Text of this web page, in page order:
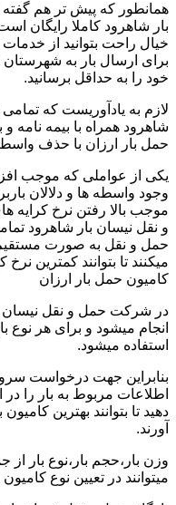
همانطور که پیش تر هم
بار شاهرود کاملا رایگان
خیال راحت بتوانید از
برای ارسال بار به شهرستان
خود را به حداقل برسانید.
لازم به یادآوریست که
شاهرود همراه با بیمه نامه
حمل بار ارزان با حذف
یکی از عواملی که موجب
وجود واسطه ها و دلالان
موجب بالا رفتن نرخ کرایه
و نقل نیسان بار شاهرود
حمل و نقل به صورت مستقیم
میکنند تا بتوانند کمترین نرخ
کامیون حمل بار ارزان
در شرکت حمل و نقل نیسان
انجام میشود و برای هر نوع
استفاده میشود.
بنابراین جهت درخواست
اطلاعات مربوط به بار را
دهید تا بتوانند بهترین
آورند.
وزن بار،حجم بار،نوع بار
میتوانند در تعیین نوع